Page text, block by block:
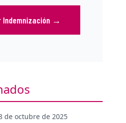
Indemnización →
de octubre de 2025